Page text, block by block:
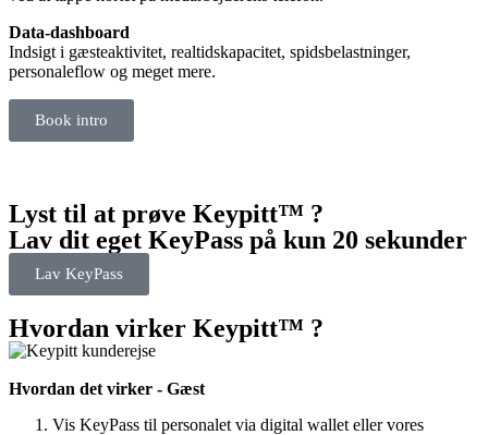
Data-dashboard
Indsigt i gæsteaktivitet, realtidskapacitet, spidsbelastninger,
personaleflow og meget mere.
Book intro
Lyst til at prøve Keypitt™ ?
Lav dit eget KeyPass på kun 20 sekunder
Lav KeyPass
Hvordan virker Keypitt™ ?
Hvordan det virker - Gæst
Vis KeyPass til personalet via digital wallet eller vores